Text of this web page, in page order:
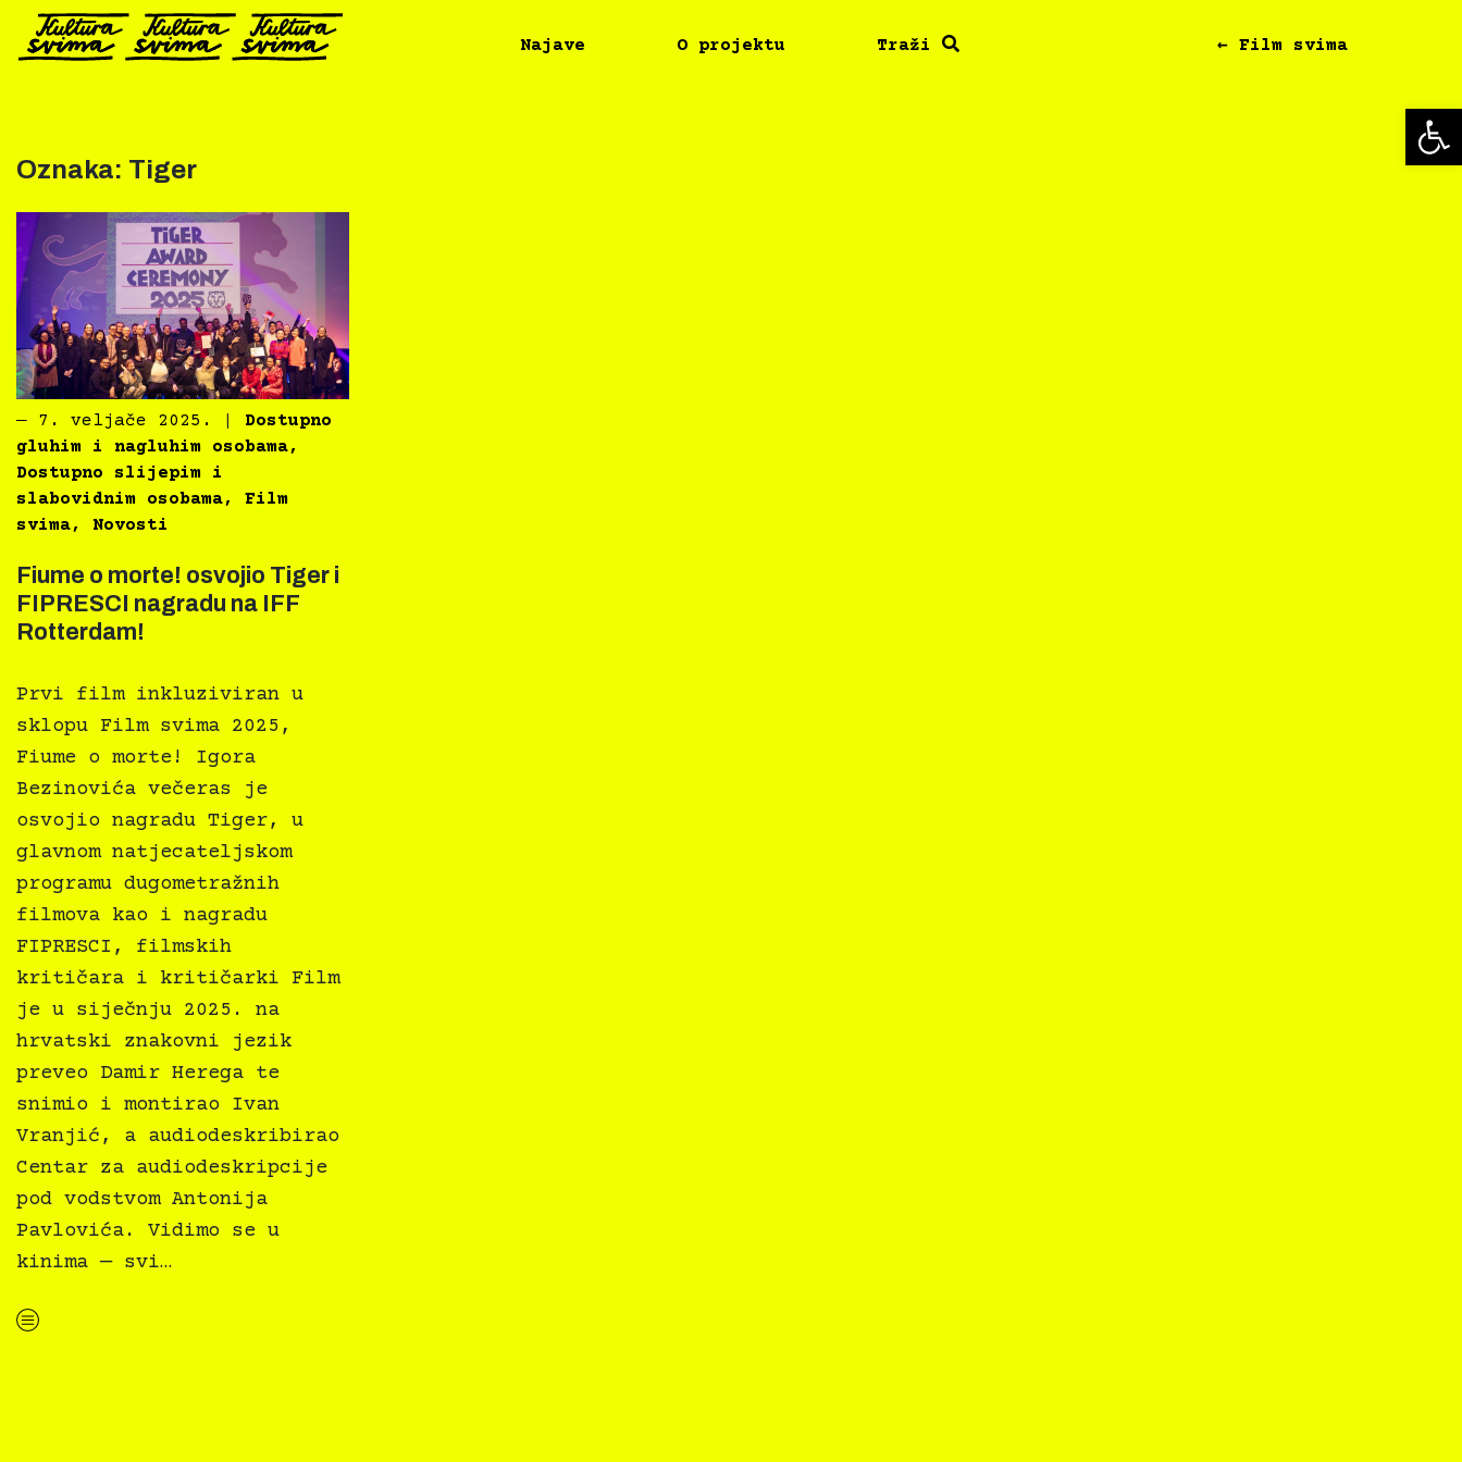
Preskoči
sadržaj
Najave O projektu ← Film svima
Traži
Oznaka: Tiger
― 7. veljače 2025.
Dostupno
gluhim i nagluhim osobama,
Dostupno slijepim i
slabovidnim osobama, Film
svima, Novosti
Fiume o morte! osvojio Tiger i
FIPRESCI nagradu na IFF
Rotterdam!
Prvi film inkluziviran u
sklopu Film svima 2025,
Fiume o morte! Igora
Bezinovića večeras je
osvojio nagradu Tiger, u
glavnom natjecateljskom
programu dugometražnih
filmova kao i nagradu
FIPRESCI, filmskih
kritičara i kritičarki Film
je u siječnju 2025. na
hrvatski znakovni jezik
preveo Damir Herega te
snimio i montirao Ivan
Vranjić, a audiodeskribirao
Centar za audiodeskripcije
pod vodstvom Antonija
Pavlovića. Vidimo se u
kinima — svi…
“Fiume o morte! osvojio Tiger i FIPRESCI nagradu na IFF Rotterdam!”